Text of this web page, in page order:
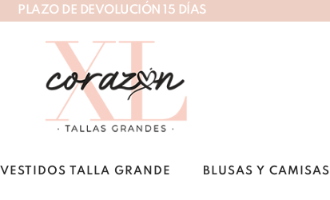
P LAZO DE DEVOLUC ÓN 5 DÍ AS
VESTIDOS TALLA GRANDE BLUSAS Y CAMISAS